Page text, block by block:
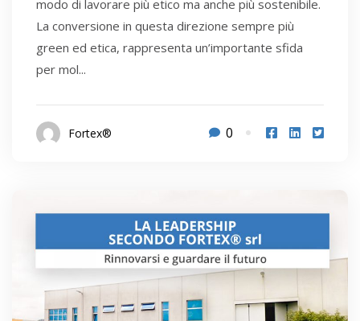
modo di lavorare più etico ma anche più sostenibile.
La conversione in questa direzione sempre più
green ed etica, rappresenta un’importante sfida
per mol...
Fortex® 0